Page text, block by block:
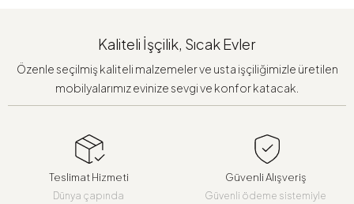
Kaliteli İşçilik, Sıcak Evler
Özenle seçilmiş kaliteli malzemeler ve usta işçiliğimizle üretilen
mobilyalarımız evinize sevgi ve konfor katacak.
Teslimat Hizmeti
Dünya çapında
Güvenli Alışveriş
Güvenli ödeme sistemiyle